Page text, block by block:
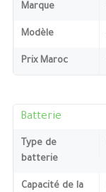
Marque
Modèle
Prix Maroc
Batterie
Type de
batterie
Capacité de la